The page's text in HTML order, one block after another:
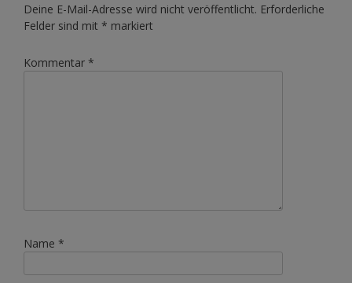
Deine E-Mail-Adresse wird nicht veröffentlicht. Erforderliche
Felder sind mit * markiert
Kommentar *
Name *